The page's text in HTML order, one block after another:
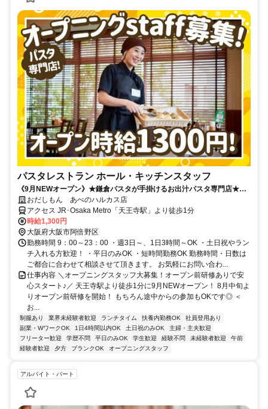
パスタレストラン ホール・キッチンスタッフ
《9月NEWオープン》★鎌倉パスタが手掛けるお出汁パスタ専門店★
OPEN特別時給1300円！/1日3h～短時間OK！沢山の同期と一緒にスタ
ートしませんか♪
おだしもん あべのハルカス店
アクセス JR･Osaka Metro「天王寺駅」より徒歩1分
時給1,300円
大阪府大阪市阿倍野区
勤務時間 9：00～23：00 ・週3日～、1日3時間～OK ・土日祝やラン
チ入れる方歓迎！ ・平日のみOK ・短時間勤務OK 勤務時間・日数は
ご都合に合わせて相談させて頂きます。 お気軽にお問い合わ...
仕事内容 ＼オープニングスタッフ大募集！オープン前研修ありで安
心スタート♪／ 天王寺駅より徒歩1分に9月NEWオープン！ 8月中旬よ
りオープン前研修を開始！ もちろん途中からの参加もOKです◎ ＜
お...
制服あり 業界未経験者歓迎 ランチタイム 扶養内勤務OK
社員登用あり
副業・WワークOK
1日4時間以内OK 土日祝のみOK
主婦・主夫歓迎
フリーター歓迎
学歴不問 平日のみOK 学生歓迎 経験不問 未経験者歓迎
午前
経験者歓迎
夕方 ブランクOK オープニングスタッフ
アルバイト・パート